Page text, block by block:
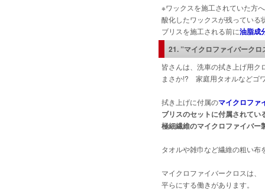
※ワックスを施工されていた方
酸化したワックスが残っている
ブリスを施工される前に油脂成
21. ”マイクロファイバークロ
皆さんは、洗車の拭き上げ用
まさか!? 家庭用タオルなどゴ
拭き上げに付属のマイクロファ
ブリスのセットに付属されて
極細繊維のマイクロファイバ
タオルや雑巾など繊維の粗い
マイクロファイバークロスは
平らにする働きがあります。